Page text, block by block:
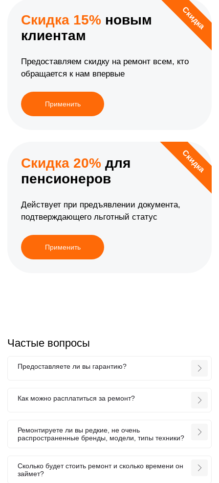
Скидка
Скидка 15% новым
клиентам
Предоставляем скидку на ремонт всем, кто
обращается к нам впервые
Применить
Скидка
Скидка 20% для
пенсионеров
Действует при предъявлении документа,
подтверждающего льготный статус
Применить
Частые вопросы
Предоставляете ли вы гарантию?
Как можно расплатиться за ремонт?
Ремонтируете ли вы редкие, не очень
распространенные бренды, модели, типы техники?
Сколько будет стоить ремонт и сколько времени он
займет?